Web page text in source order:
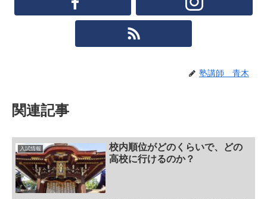
塾講師 青木
関連記事
入試情報
校内順位がどのくらいで、どの
高校に行けるのか？